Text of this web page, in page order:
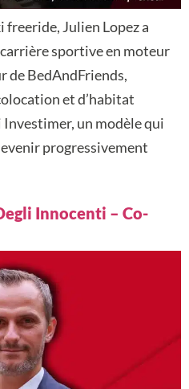
freeride, Julien Lopez a
sportive en moteur
de BedAndFriends,
et d’habitat
un modèle qui
progressivement
Innocenti – Co-